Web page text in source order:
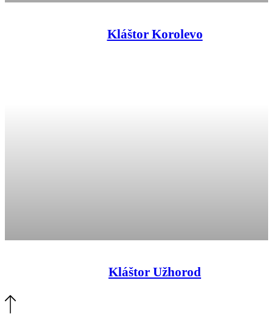
Kláštor Korolevo
Kláštor Užhorod